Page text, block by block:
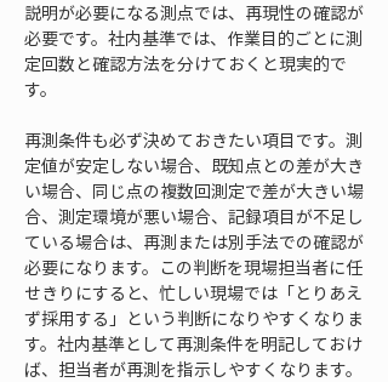
説明が必要になる測点では、再現性の確認が
必要です。社内基準では、作業目的ごとに測
定回数と確認方法を分けておくと現実的で
す。
再測条件も必ず決めておきたい項目です。測
定値が安定しない場合、既知点との差が大き
い場合、同じ点の複数回測定で差が大きい場
合、測定環境が悪い場合、記録項目が不足し
ている場合は、再測または別手法での確認が
必要になります。この判断を現場担当者に任
せきりにすると、忙しい現場では「とりあえ
ず採用する」という判断になりやすくなりま
す。社内基準として再測条件を明記しておけ
ば、担当者が再測を指示しやすくなります。